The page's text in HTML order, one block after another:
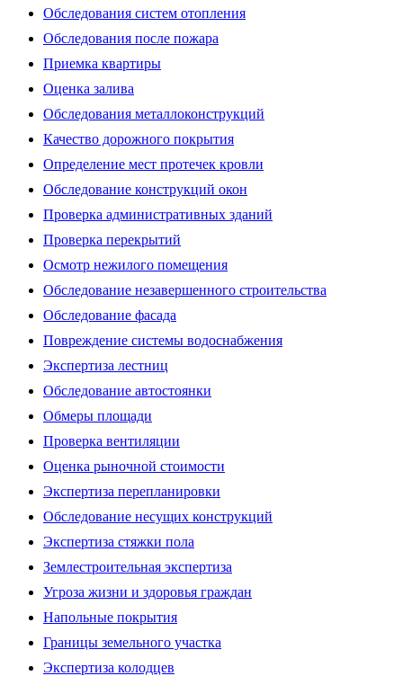
Обследования систем отопления
Обследования после пожара
Приемка квартиры
Оценка залива
Обследования металлоконструкций
Качество дорожного покрытия
Определение мест протечек кровли
Обследование конструкций окон
Проверка административных зданий
Проверка перекрытий
Осмотр нежилого помещения
Обследование незавершенного строительства
Обследование фасада
Повреждение системы водоснабжения
Экспертиза лестниц
Обследование автостоянки
Обмеры площади
Проверка вентиляции
Оценка рыночной стоимости
Экспертиза перепланировки
Обследование несущих конструкций
Экспертиза стяжки пола
Землестроительная экспертиза
Угроза жизни и здоровья граждан
Напольные покрытия
Границы земельного участка
Экспертиза колодцев